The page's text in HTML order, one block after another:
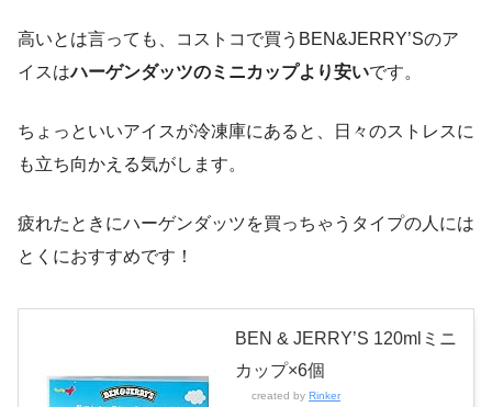
高いとは言っても、コストコで買うBEN&JERRY’Sのア
イスはハーゲンダッツのミニカップより安いです。
ちょっといいアイスが冷凍庫にあると、日々のストレスに
も立ち向かえる気がします。
疲れたときにハーゲンダッツを買っちゃうタイプの人には
とくにおすすめです！
BEN & JERRY’S 120mlミニ
カップ×6個
created by Rinker